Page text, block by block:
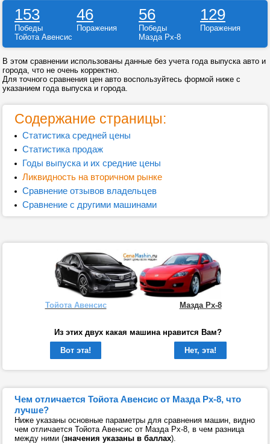
153 46 56 129
Победы Поражения Победы
Поражения
Тойота Авенсис
Мазда Рх-8
В этом сравнении использованы данные без учета года выпуска авто и
города, что не очень корректно.
Для точного сравнения цен авто воспользуйтесь формой ниже с
указанием года выпуска и города.
Содержание страницы:
Статистика средней цены
Статистика продаж
Годы выпуска и их средние цены
Ликвидность на вторичном рынке
Сравнение отзывов владельцев
Сравнение с другими машинами
Тойота Авенсис Мазда Рх-8
Из этих двух какая машина нравится Вам?
Вот эта!
Нет, эта!
Чем отличается Тойота Авенсис от Мазда Рх-8, что
лучше?
Ниже указаны основные параметры для сравнения машин, видно
чем отличается Тойота Авенсис от Мазда Рх-8, в чем разница
между ними (значения указаны в баллах).